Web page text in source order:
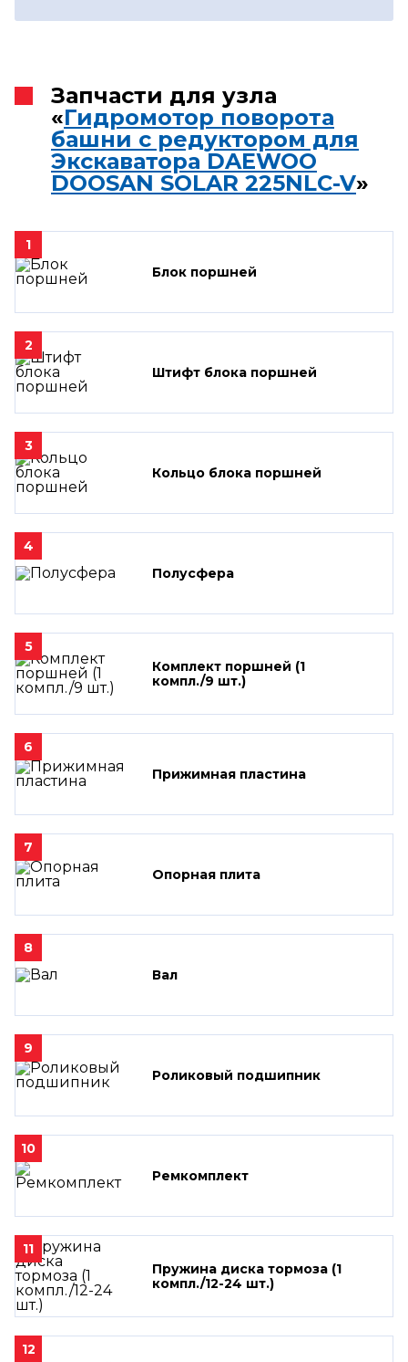
Запчасти для узла
«Гидромотор поворота
башни с редуктором для
Экскаватора DAEWOO
DOOSAN SOLAR 225NLC-V»
1
Блок поршней
2
Штифт блока поршней
3
Кольцо блока поршней
4
Полусфера
5
Комплект поршней (1
компл./9 шт.)
6
Прижимная пластина
7
Опорная плита
8
Вал
9
Роликовый подшипник
10
Ремкомплект
11
Пружина диска тормоза (1
компл./12-24 шт.)
12